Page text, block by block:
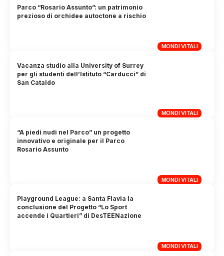
MONDI VITALI
Parco “Rosario Assunto”: un patrimonio
prezioso di orchidee autoctone a rischio
MONDI VITALI
Vacanza studio alla University of Surrey
per gli studenti dell’Istituto “Carducci” di
San Cataldo
MONDI VITALI
“A piedi nudi nel Parco” un progetto
innovativo e originale per il Parco
Rosario Assunto
MONDI VITALI
Playground League: a Santa Flavia la
conclusione del Progetto “Lo Sport
accende i Quartieri” di DesTEENazione